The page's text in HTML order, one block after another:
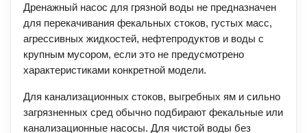
Дренажный насос для грязной воды не предназначен
для перекачивания фекальных стоков, густых масс,
агрессивных жидкостей, нефтепродуктов и воды с
крупным мусором, если это не предусмотрено
характеристиками конкретной модели.
Для канализационных стоков, выгребных ям и сильно
загрязненных сред обычно подбирают фекальные или
канализационные насосы. Для чистой воды без